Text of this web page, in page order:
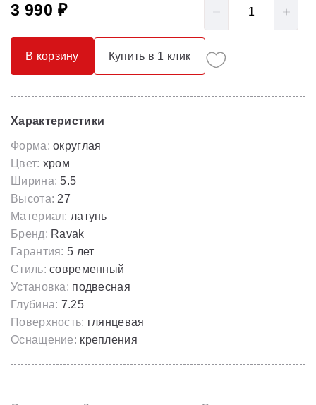
3 990 ₽
В корзину Купить в 1 клик
Характеристики
Форма: округлая
Цвет: хром
Ширина: 5.5
Высота: 27
Материал: латунь
Бренд: Ravak
Гарантия: 5 лет
Стиль: современный
Установка: подвесная
Глубина: 7.25
Поверхность: глянцевая
Оснащение: крепления